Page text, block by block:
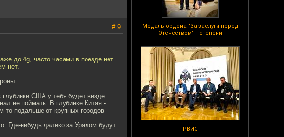
Медаль ордена "За заслуги перед
Отечеством" II степени
РВИО
# 9
до 4g, часто часами в поезде нет
нет.
США у тебя будет везде
не поймать. В глубинке Китая -
то подальше от крупных городов
Где-нибудь далеко за Уралом будут.